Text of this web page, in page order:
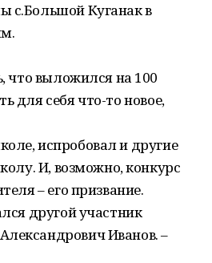
с.Большой Куганак в
что выложился на 100
для себя что-то новое,
испробовал и другие
И, возможно, конкурс
– его призвание.
другой участник
Иванов. –